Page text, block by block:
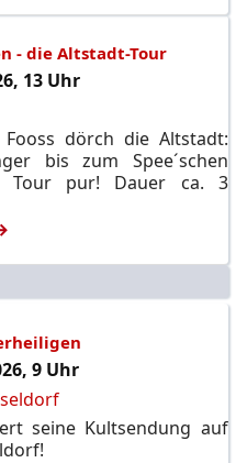
- die Altstadt-Tour
13 Uhr
dörch die Altstadt:
bis zum Spee´schen
Tour pur! Dauer ca. 3
9 Uhr
seine Kultsendung auf